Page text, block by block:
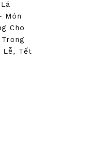
Món
Cho
Lễ, Tết